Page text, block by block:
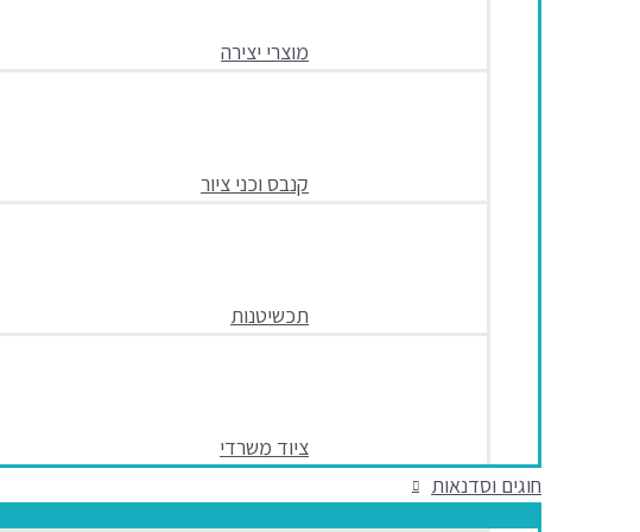
מוצרי יצירה
קנבס וכני ציור
תכשיטנות
ציוד משרדי
חוגים וסדנאות